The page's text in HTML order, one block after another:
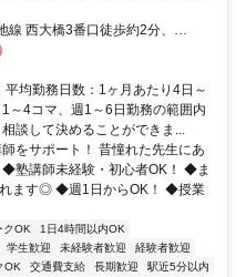
西大橋3番口徒歩約2分、
歩約5分、OsakaMetro長堀鶴見
長堀鶴見緑地線「西大橋
均勤務日数：1ヶ月あたり4日～
～4コマ、週1～6日勤務の範囲内
談して決めることができま...
をサポート！ 昔憧れた先生にあ
塾講師未経験・初心者OK！ ◆ま
れます◎ ◆週1日からOK！ ◆授業
クOK
1日4時間以内OK
学生歓迎 未経験者歓迎
経験者歓迎
OK 交通費支給 長期歓迎
駅近5分以内